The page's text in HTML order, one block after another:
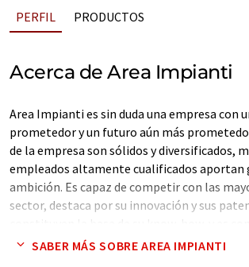
PERFIL PRODUCTOS
Acerca de Area Impianti
Area Impianti es sin duda una empresa con
prometedor y un futuro aún más
de la empresa son sólidos y diversificados,
empleados altamente cualificados aportan
ambición. Es capaz de competir con las
sector, destaca por su innovación y sus
fuerza que proviene de la experiencia de sus
SABER MÁS SOBRE AREA IMPIANTI